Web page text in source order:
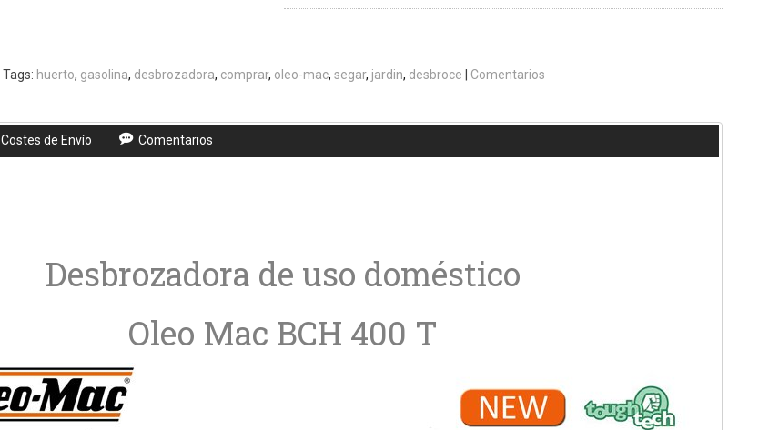
Tags: huerto gasolina desbrozadora comprar oleo-mac segar jardin desbroce | Comentarios
Costes de Envío Comentarios
Desbrozadora de uso doméstico
Oleo Mac BCH 400 T